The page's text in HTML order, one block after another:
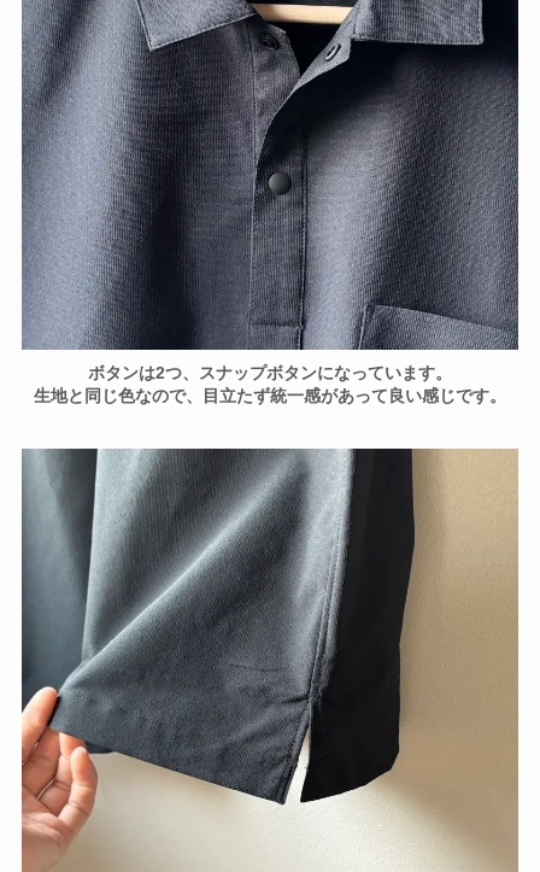
ボタンは2つ、スナップボタンになっています。
生地と同じ色なので、目立たず統一感があって良い感じです。